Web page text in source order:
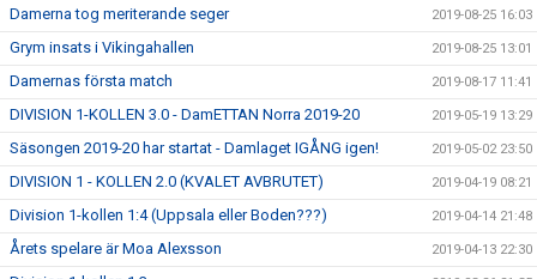
Damerna tog meriterande seger 2019-08-25 16:03
Grym insats i Vikingahallen 2019-08-25 13:01
Damernas första match 2019-08-17 11:41
DIVISION 1-KOLLEN 3.0 - DamETTAN Norra 2019-20 2019-05-19 13:29
Säsongen 2019-20 har startat - Damlaget IGÅNG igen! 2019-05-02 23:50
DIVISION 1 - KOLLEN 2.0 (KVALET AVBRUTET) 2019-04-19 08:21
Division 1-kollen 1:4 (Uppsala eller Boden???) 2019-04-14 21:48
Årets spelare är Moa Alexsson 2019-04-13 22:30